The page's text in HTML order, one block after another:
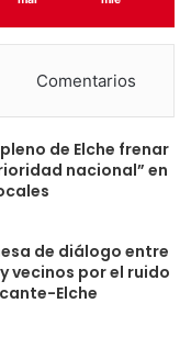
Comentarios
pleno de Elche frenar
nacional” en
de diálogo entre
vecinos por el ruido
Elche